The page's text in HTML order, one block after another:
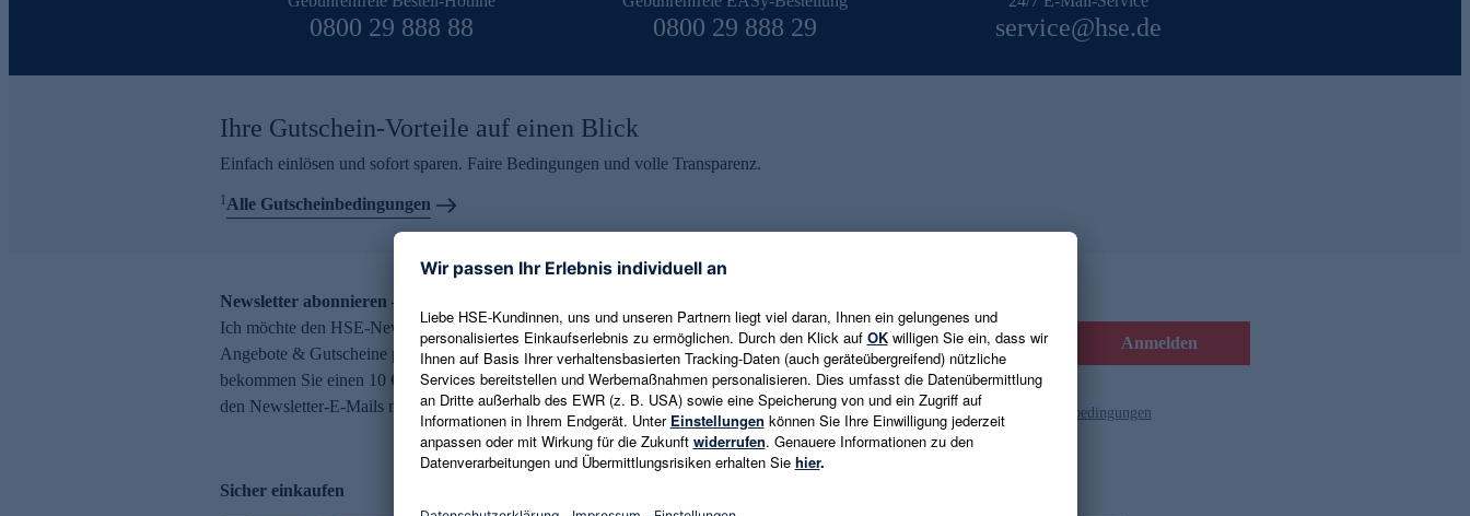
0800 29 888 88 0800 29 888 29 service@hse.de
Ihre Gutschein-Vorteile auf einen Blick
Einfach einlösen und sofort sparen. Faire Bedingungen und volle Transparenz.
1Alle Gutscheinbedingungen
Newsletter abonnieren – 10 € Gutschein erhalten
Ich möchte den HSE-Newsletter abonnieren und aktuelle Trends,
Angebote & Gutscheine per E-Mail erhalten. Als Dankeschön
bekommen Sie einen 10 € Gutschein. Eine Abmeldung ist jederzeit in
den Newsletter-E-Mails möglich.
E-Mail-Adresse eingeben Anmelden
Es gelten die Datenschutzrichtlinien und die Gutscheinbedingungen
Sicher einkaufen